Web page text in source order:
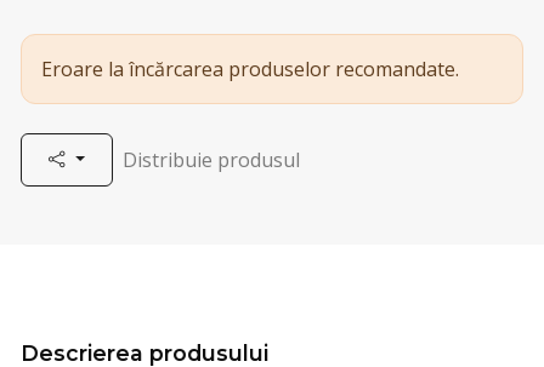
Eroare la încărcarea produselor recomandate.
Distribuie produsul
Descrierea produsului